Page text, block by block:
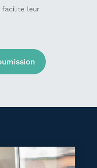
facilite leur